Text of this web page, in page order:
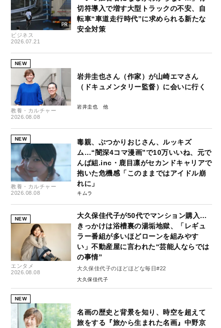
ビジネス
2026.07.21
切符導入で増す大型トラックの不安、自
転車“車道走行時代”に求められる新たな
安全対策
NEW
教養・カルチャー
2026.08.08
岩井圭也さん（作家）が山崎エマさん
（ドキュメンタリー監督）に会いに行く
岩井圭也
NEW
教養・カルチャー
2026.08.08
毒親、ぶつかりおじさん、ルッキズ
ム…“闇深4コマ漫画”で10万いいね、元で
んぱ組.inc・鹿目凛がセカンドキャリアで
抱いた危機感「このままではアイドル崩
れに」
キムラ
NEW
エンタメ
2026.08.08
大久保佳代子が50代でマンション購入…
きっかけは浴槽裏の湯垢地獄、「レギュ
ラー番組が多いほどローンを組みやす
い」不動産屋に言われた“芸能人ならでは
の事情”
大久保佳代子のほどほどな毎日#22
大久保佳代子
NEW
名画の歴史と背景を知り、時空を超えて
旅をする『旅から生まれた名画』中野京